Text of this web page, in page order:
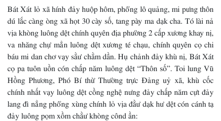
Bát Xát lỏ xã hính đảy huộp hôm, phổng lô quảng, mi pưng thôn
dú lắc càng òng xã họt 30 cày số, tang pày ma dạk cha. Tó lài nả
vịa khòng luông dệt chính quyên địa phường 2 cấp xương khay nị,
va nhăng chự mẳn luông dệt xương té chạu, chính quyên cọ chi
báu mi dan chơ vạy sằư chằm dần. Hụ chảnh đảy khù nị, Bát Xát
cọ pa tuôn uồn cón chấp năm luông dệt “Thôn số”. Toi lung Vũ
Hồng Phương, Phó Bí thừ Thường trực Đảng uỷ xã, khù cốc
chính nhất vạy luông dệt cồng nghệ nưng đảy chấp năm cựt đảy
lang đì nẳng phổng xùng chính lỏ vịa đằư dạk hư dệt cón cánh tạ
đảy luông pọm xồm chằư khòng cônd ần: